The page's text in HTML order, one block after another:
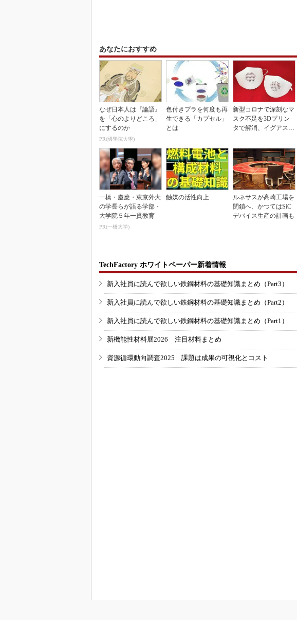
あなたにおすすめ
なぜ日本人は『論語』
を「心のよりどころ」
にするのか
PR(國學院大學)
色付きプラを何度も再
生できる「カプセル」
とは
新型コロナで深刻なマ
スク不足を3Dプリン
タで解消、イグアスが
一橋・慶應・東京外大
の学長らが語る学部・
大学院５年一貫教育
PR(一橋大学)
触媒の活性向上
ルネサスが高崎工場を
閉鎖へ、かつてはSiC
デバイス生産の計画も
TechFactory ホワイトペーパー新着情報
新入社員に読んで欲しい鉄鋼材料の基礎知識まとめ（Part3）
新入社員に読んで欲しい鉄鋼材料の基礎知識まとめ（Part2）
新入社員に読んで欲しい鉄鋼材料の基礎知識まとめ（Part1）
新機能性材料展2026 注目材料まとめ
資源循環動向調査2025 課題は成果の可視化とコスト